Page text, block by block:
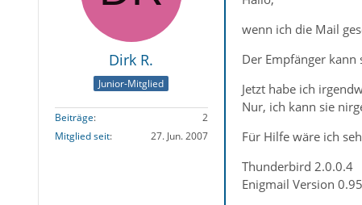
Dirk R.
Junior-Mitglied
Beiträge
2
Mitglied seit
27. Jun. 2007
wenn ich die Mail
Der Empfänger kann
Jetzt habe ich
Nur, ich kann sie
Für Hilfe wäre ich
Thunderbird 2.0.0.4
Enigmail Version